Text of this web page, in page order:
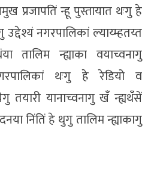
प्रजापतिं न्हू पुस्तायात थःगु हे
नगरपालिकां ल्याय्म्हतय्त
तालिम न्ह्याका वयाच्वनागु
थःगु हे रेडियो व
तयारी यानाच्वनागु खँ न्ह्यथँसें
निंतिं हे थुगु तालिम न्ह्याकागु